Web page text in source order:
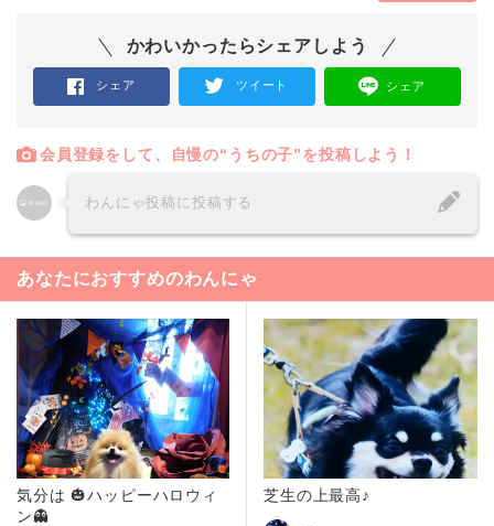
かわいかったらシェアしよう
シェア ツイート シェア
会員登録をして、自慢の“うちの子”を投稿しよう！
わんにゃ投稿に投稿する
あなたにおすすめのわんにゃ
気分は 🎃ハッピーハロウィ
ン👻
芝生の上最高♪